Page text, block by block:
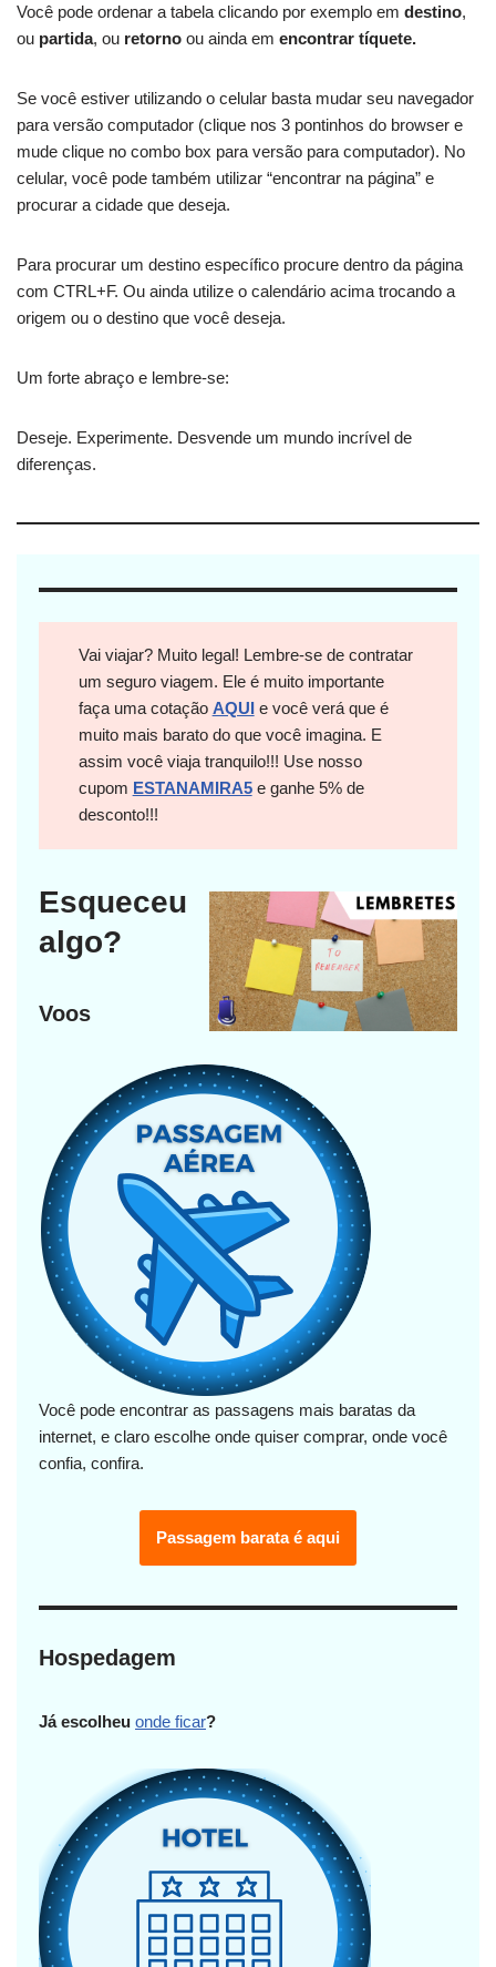
Você pode ordenar a tabela clicando por exemplo em destino,
ou partida, ou retorno ou ainda em encontrar tíquete.
Se você estiver utilizando o celular basta mudar seu navegador
para versão computador (clique nos 3 pontinhos do browser e
mude clique no combo box para versão para computador). No
celular, você pode também utilizar “encontrar na página” e
procurar a cidade que deseja.
Para procurar um destino específico procure dentro da página
com CTRL+F. Ou ainda utilize o calendário acima trocando a
origem ou o destino que você deseja.
Um forte abraço e lembre-se:
Deseje. Experimente. Desvende um mundo incrível de
diferenças.
Vai viajar? Muito legal! Lembre-se de contratar
um seguro viagem. Ele é muito importante
faça uma cotação AQUIe você verá que é
muito mais barato do que você imagina. E
assim você viaja tranquilo!!! Use nosso
cupom ESTANAMIRA5e ganhe 5% de
desconto!!!
Esqueceu
algo?
Voos
Você pode encontrar as passagens mais baratas da
internet, e claro escolhe onde quiser comprar, onde você
confia, confira.
Passagem barata é aqui
Hospedagem
Já escolheu onde ficar?